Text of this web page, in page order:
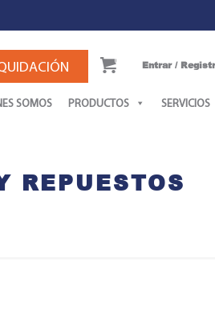
0 Entrar /
SOMOS PRODUCTOS SERVICIOS
REPUESTOS